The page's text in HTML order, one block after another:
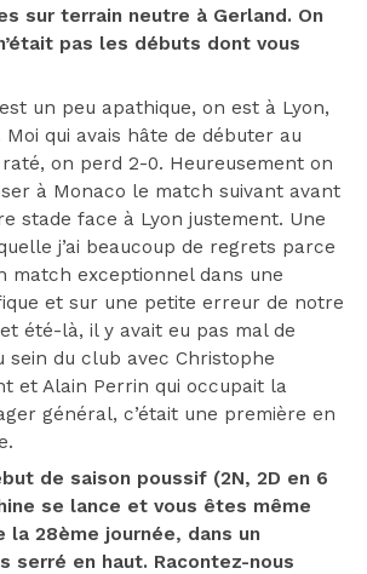
sur terrain neutre à Gerland. On
pas les débuts dont vous
un peu apathique, on est à Lyon,
qui avais hâte de débuter au
raté, on perd 2-0. Heureusement on
à Monaco le match suivant avant
stade face à Lyon justement. Une
j’ai beaucoup de regrets parce
match exceptionnel dans une
et sur une petite erreur de notre
été-là, il y avait eu pas mal de
sein du club avec Christophe
et Alain Perrin qui occupait la
général, c’était une première en
de saison poussif (2N, 2D en 6
se lance et vous êtes même
la 28ème journée, dans un
serré en haut. Racontez-nous